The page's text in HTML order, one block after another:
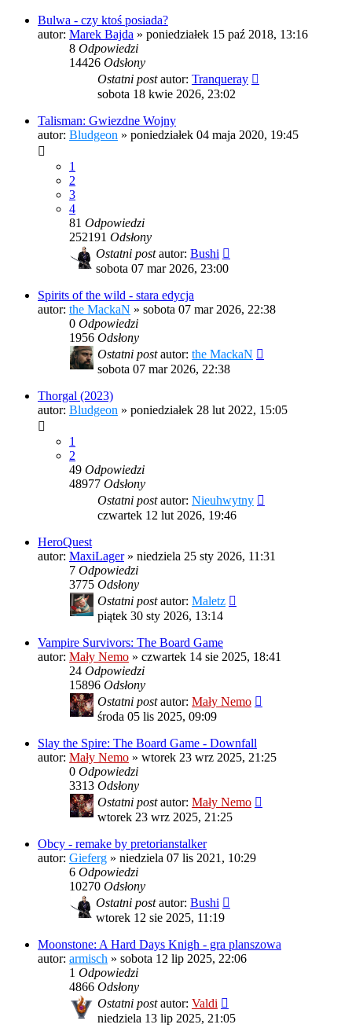
Bulwa - czy ktoś posiada?
autor: Marek Bajda » poniedziałek 15 paź 2018, 13:16
8 Odpowiedzi
14426 Odsłony
Ostatni postautor: Tranqueray
sobota 18 kwie 2026, 23:02
Talisman: Gwiezdne Wojny
autor: Bludgeon » poniedziałek 04 maja 2020, 19:45
1
2
3
4
81 Odpowiedzi
252191 Odsłony
Ostatni postautor: Bushi
sobota 07 mar 2026, 23:00
Spirits of the wild - stara edycja
autor: the MackaN » sobota 07 mar 2026, 22:38
0 Odpowiedzi
1956 Odsłony
Ostatni postautor: the MackaN
sobota 07 mar 2026, 22:38
Thorgal (2023)
autor: Bludgeon » poniedziałek 28 lut 2022, 15:05
1
2
49 Odpowiedzi
48977 Odsłony
Ostatni postautor: Nieuhwytny
czwartek 12 lut 2026, 19:46
HeroQuest
autor: MaxiLager» niedziela 25 sty 2026, 11:31
7 Odpowiedzi
3775 Odsłony
Ostatni postautor: Maletz
piątek 30 sty 2026, 13:14
Vampire Survivors: The Board Game
autor: Mały Nemo » czwartek 14 sie 2025, 18:41
24 Odpowiedzi
15896 Odsłony
Ostatni postautor: Mały Nemo
środa 05 lis 2025, 09:09
Slay the Spire: The Board Game - Downfall
autor: Mały Nemo » wtorek 23 wrz 2025, 21:25
0 Odpowiedzi
3313 Odsłony
Ostatni postautor: Mały Nemo
wtorek 23 wrz 2025, 21:25
Obcy - remake by pretorianstalker
autor: Gieferg » niedziela 07 lis 2021, 10:29
6 Odpowiedzi
10270 Odsłony
Ostatni postautor: Bushi
wtorek 12 sie 2025, 11:19
Moonstone: A Hard Days Knigh - gra planszowa
autor: armisch » sobota 12 lip 2025, 22:06
1 Odpowiedzi
4866 Odsłony
Ostatni postautor: Valdi
niedziela 13 lip 2025, 21:05